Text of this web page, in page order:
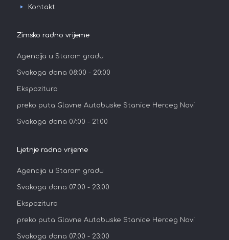
Kontakt
Zimsko radno vrijeme
Agencija u Starom gradu
Svakoga dana 08:00 - 20:00
Ekspozitura
preko puta Glavne Autobuske Stanice Herceg Novi
Svakoga dana 07:00 - 21:00
Ljetnje radno vrijeme
Agencija u Starom gradu
Svakoga dana 07:00 - 23:00
Ekspozitura
preko puta Glavne Autobuske Stanice Herceg Novi
Svakoga dana 07:00 - 23:00